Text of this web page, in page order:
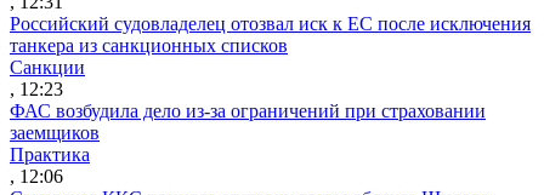
Российский судовладелец отозвал иск к ЕС после исключения
танкера из санкционных списков
Санкции
, 12:23
ФАС возбудила дело из-за ограничений при страховании
заемщиков
Практика
, 12:06